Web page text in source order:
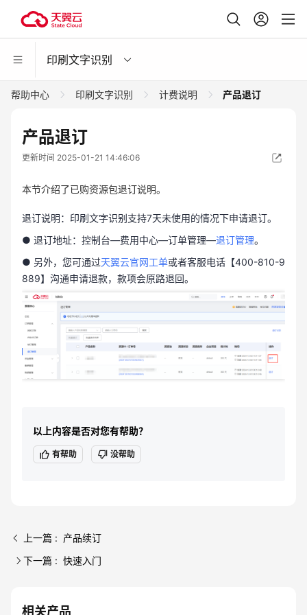
印刷文字识别
帮助中心 印刷文字识别 计费说明 产品退订
产品退订
更新时间 2025-01-21 14:46:06
本节介绍了已购资源包退订说明。
退订说明：印刷文字识别支持7天未使用的情况下申请退订。
● 退订地址：控制台—费用中心—订单管理—退订管理。
● 另外，您可通过天翼云官网工单或者客服电话【400-810-9
889】沟通申请退款，款项会原路退回。
以上内容是否对您有帮助？
有帮助 没帮助
上一篇 : 产品续订
下一篇 : 快速入门
相关产品